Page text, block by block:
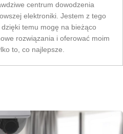
centrum dowodzenia
elektroniki. Jestem z tego
temu mogę na bieżąco
rozwiązania i oferować moim
to, co najlepsze.